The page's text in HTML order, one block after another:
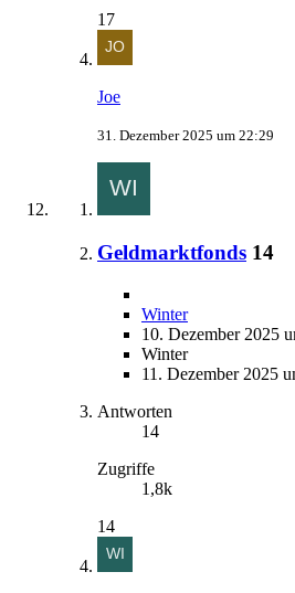
17
Joe
31. Dezember 2025 um 22:29
Geldmarktfonds 14
Winter
10. Dezember 2025
Winter
11. Dezember 2025
Antworten
14
Zugriffe
1,8k
14